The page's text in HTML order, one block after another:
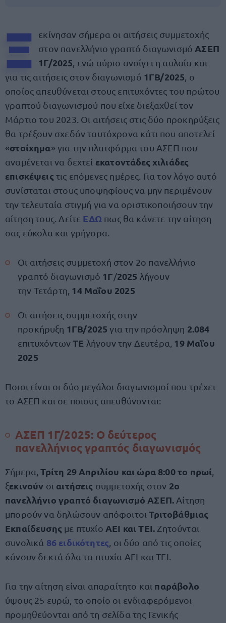
Ξ
εκίνησαν σήμερα οι αιτήσεις συμμετοχής
στον πανελλήνιο γραπτό διαγωνισμό ΑΣΕΠ
1Γ/2025 , ενώ αύριο ανοίγει η αυλαία και
για τις αιτήσεις στον διαγωνισμό 1ΓΒ/2025 , ο
οποίος απευθύνεται στους επιτυχόντες του πρώτου
γραπτού διαγωνισμού που είχε διεξαχθεί τον
Μάρτιο του 2023. Οι αιτήσεις στις δύο προκηρύξεις
θα τρέξουν σχεδόν ταυτόχρονα κάτι που αποτελεί
«στοίχημα» για την πλατφόρμα του ΑΣΕΠ που
αναμένεται να δεχτεί εκατοντάδες χιλιάδες
επισκέψεις τις επόμενες ημέρες. Για τον λόγο αυτό
συνίσταται στους υποψηφίους να μην περιμένουν
την τελευταία στιγμή για να οριστικοποιήσουν την
αίτηση τους. Δείτε ΕΔΩ πως θα κάνετε την αίτηση
σας εύκολα και γρήγορα.
Οι αιτήσεις συμμετοχή στον 2ο πανελλήνιο
γραπτό διαγωνισμό 1Γ/2025 λήγουν
την Τετάρτη, 14 Μαΐου 2025
Οι αιτήσεις συμμετοχής στην
προκήρυξη 1ΓΒ/2025 για την πρόσληψη 2.084
επιτυχόντωνΤΕ λήγουν την Δευτέρα, 19 Μαΐου
2025
Ποιοι είναι οι δύο μεγάλοι διαγωνισμοί που τρέχει
το ΑΣΕΠ και σε ποιους απευθύνονται:
ΑΣΕΠ 1Γ/2025: Ο δεύτερος
πανελλήνιος γραπτός διαγωνισμός
Σήμερα,Τρίτη 29 Απριλίου και ώρα 8:00 το πρωί
ξεκινούν οι αιτήσεις συμμετοχής στον 2ο
πανελλήνιο γραπτό διαγωνισμό ΑΣΕΠ. Αίτηση
μπορούν να δηλώσουν απόφοιτοιΤριτοβάθμιας
Εκπαίδευσης με πτυχίο ΑΕΙ και ΤΕΙ. Ζητούνται
συνολικά 86 ειδικότητες , οι δύο από τις οποίες
κάνουν δεκτά όλα τα πτυχία ΑΕΙ και ΤΕΙ.
Για την αίτηση είναι απαραίτητο και παράβολο
ύψους 25 ευρώ, το οποίο οι ενδιαφερόμενοι
προμηθεύονται από τη σελίδα της Γενικής